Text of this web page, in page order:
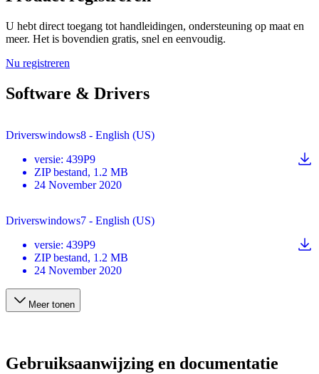
U hebt direct toegang tot handleidingen, ondersteuning op maat en
meer. Het is bovendien gratis, snel en eenvoudig.
Nu registreren
Software & Drivers
Driverswindows8 - English (US)
versie: 439P9
ZIP bestand, 1.2 MB
24 November 2020
Driverswindows7 - English (US)
versie: 439P9
ZIP bestand, 1.2 MB
24 November 2020
Meer tonen
Gebruiksaanwijzing en documentatie